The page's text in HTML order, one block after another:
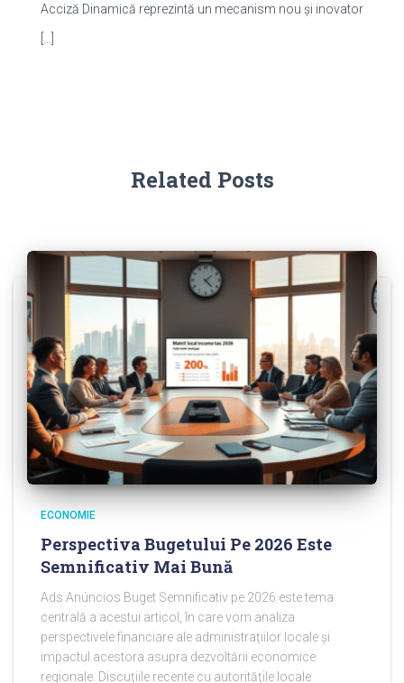
Acciză Dinamică reprezintă un mecanism nou și inovator
Related Posts
ECONOMIE
Perspectiva Bugetului Pe 2026 Este
Semnificativ Mai Bună
Ads Anúncios Buget Semnificativ pe 2026 este tema
centrală a acestui articol, în care vom analiza
perspectivele financiare ale administrațiilor locale și
impactul acestora asupra dezvoltării economice
regionale. Discuțiile recente cu autoritățile locale